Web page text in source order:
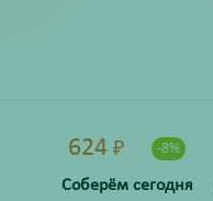
624 ₽ -8%
Соберём сегодня